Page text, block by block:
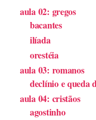
aula 02: gregos
bacantes
ilíada
orestéia
aula 03: romanos
declínio e queda
aula 04: cristãos
agostinho